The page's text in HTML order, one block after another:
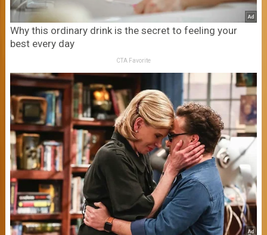
Why this ordinary drink is the secret to feeling your
best every day
CTA Favorite